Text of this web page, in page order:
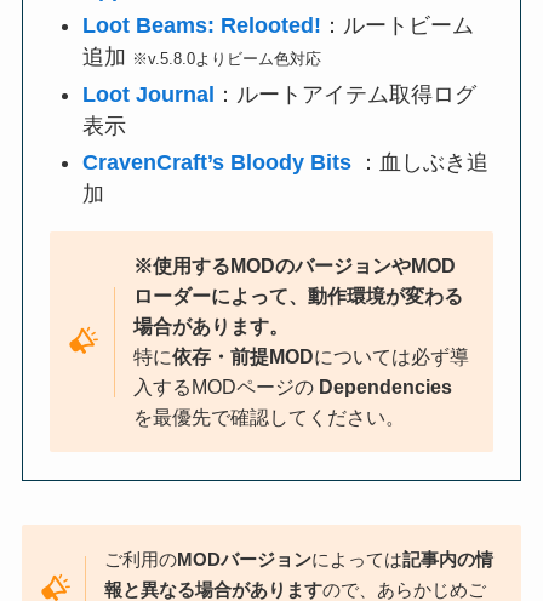
Loot Beams: Relooted! ：ルートビーム
追加 ※v.5.8.0よりビーム色対応
Loot Journal ：ルートアイテム取得ログ
表示
CravenCraft’s Bloody Bits ：血しぶき追
加
※使用するMODのバージョンやMOD
ローダーによって、動作環境が変わる
場合があります。
特に依存・前提MODについては必ず導
入するMODページの Dependencies
を最優先で確認してください。
ご利用のMODバージョンによっては記事内の情
報と異なる場合がありますので、あらかじめご